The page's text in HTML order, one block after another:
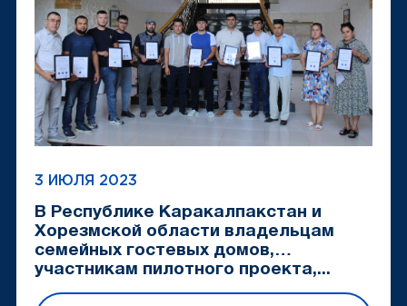
3 ИЮЛЯ 2023
В Республике Каракалпакстан и
Хорезмской области владельцам
семейных гостевых домов,
участникам пилотного проекта,...